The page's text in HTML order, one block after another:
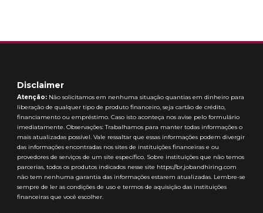
Disclaimer
Atenção: Não solicitamos em nenhuma situação quantias em dinheiro para
liberação de qualquer tipo de produto financeiro, seja cartão de crédito,
financiamento ou empréstimo. Caso isto aconteça nos avise pelo formulário
imediatamente. Observações: Trabalhamos para manter todas informações o
mais atualizadas possível. Vale ressaltar que essas informações podem divergir
das informações encontradas nos sites de instituições financeiras e ou
provedores de serviços de um site específico. Sobre instituições que não temos
parcerias, todos os produtos indicados nesse site https://br.jobandhiring.com
não tem nenhuma garantia das informações estarem atualizadas. Lembre-se
sempre de ler as condições de uso e termos de aquisição das instituições
financeiras que você escolher.